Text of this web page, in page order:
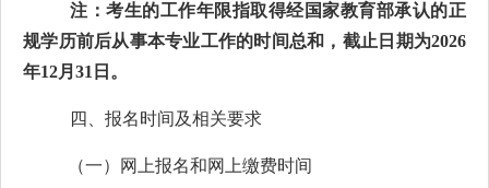
注：考生的工作年限指取得经国家教育部承认的正
规学历前后从事本专业工作的时间总和，截止日 期为2026
年12月 31 日。
四、报名时间及相关要求
（一）网上报名和网上缴费时间